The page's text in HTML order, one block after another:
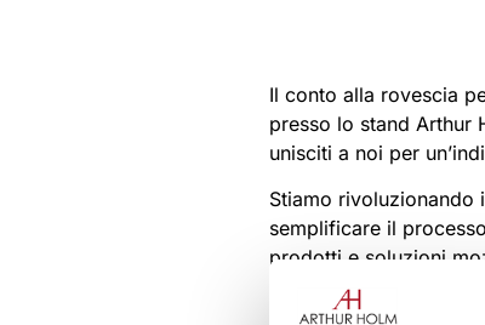
Il conto alla rovescia
presso lo stand Arthur
unisciti a noi per
Stiamo
semplificare il
prodotti e soluzioni